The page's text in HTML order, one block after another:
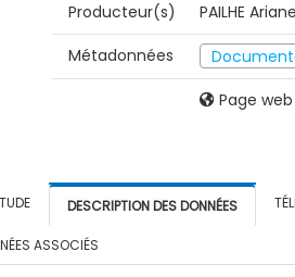
Producteur(s)
PAILHE
Métadonnées
Page
DESCRIPTION DES DONNÉES
ASSOCIÉS